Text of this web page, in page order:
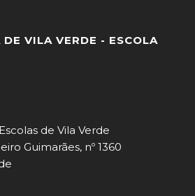
DE VILA VERDE - ESCOLA
de Vila Verde
Guimarães, nº 1360